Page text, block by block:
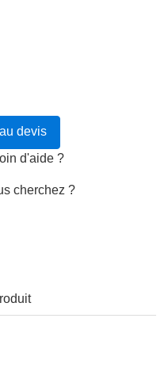
devis
d'aide ?
cherchez ?